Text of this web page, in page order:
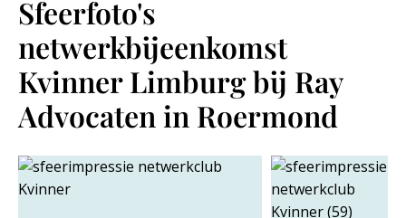
Sfeerfoto's
netwerkbijeenkomst
Kvinner Limburg bij Ray
Advocaten in Roermond